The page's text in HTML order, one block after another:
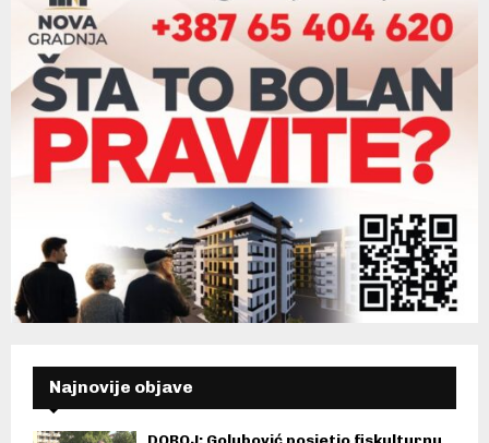
Najnovije objave